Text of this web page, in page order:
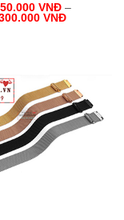
VNĐ –
VNĐ